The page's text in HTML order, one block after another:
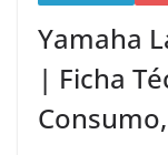
Yamaha
| Ficha